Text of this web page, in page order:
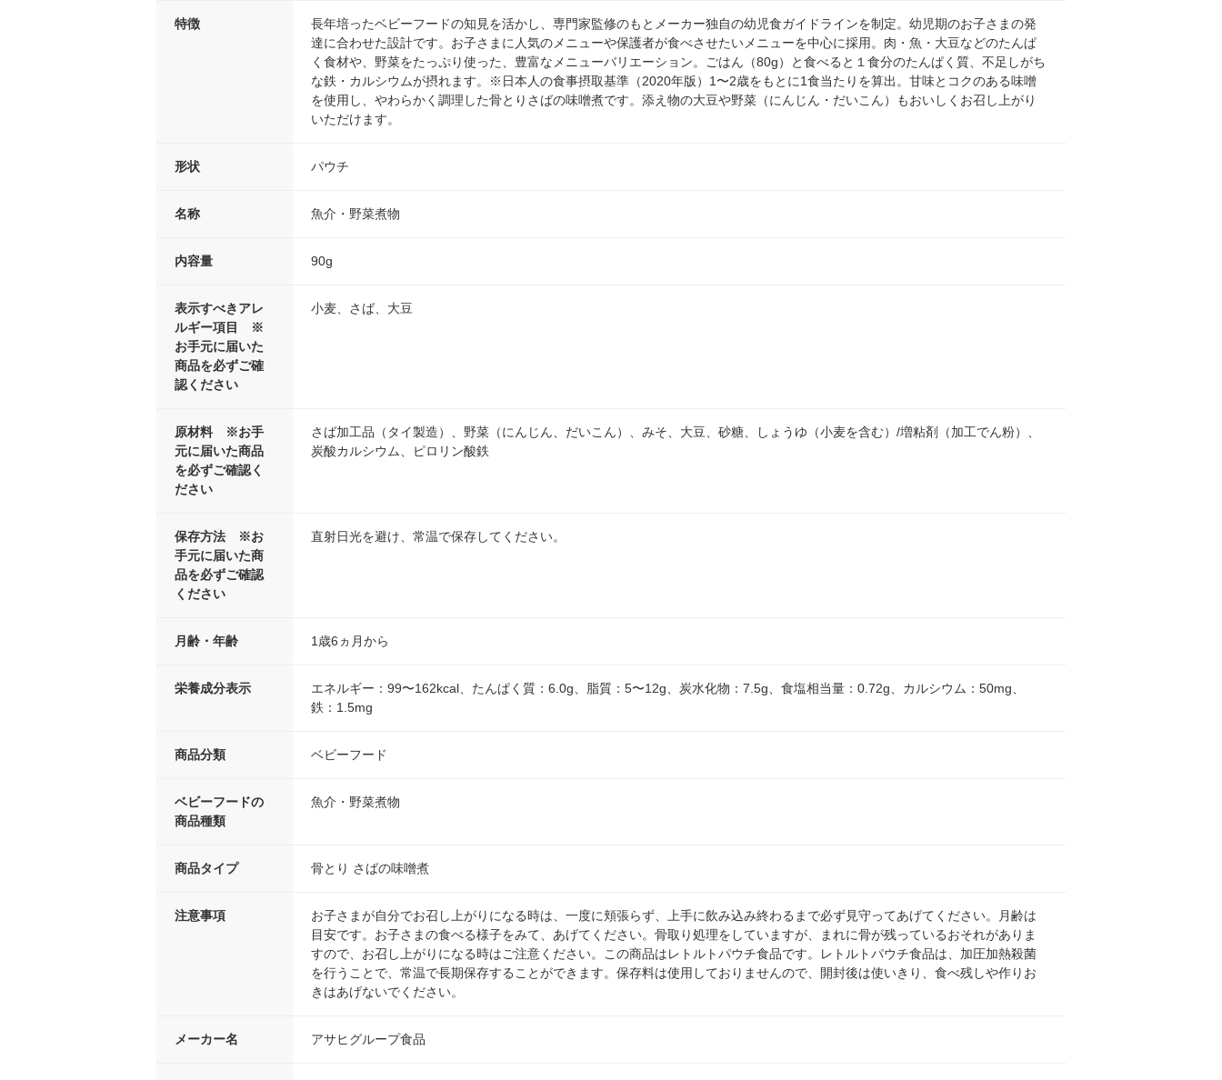
特徴
長年培ったベビーフードの知見を活かし、専門家監修のもとメーカー独自の幼児食ガイドラインを制定。幼児期のお子さまの発
達に合わせた設計です。お子さまに人気のメニューや保護者が食べさせたいメニューを中心に採用。肉・魚・大豆などのたんぱ
く食材や、野菜をたっぷり使った、豊富なメニューバリエーション。ごはん（80g）と食べると１食分のたんぱく質、不足しがち
な鉄・カルシウムが摂れます。※日本人の食事摂取基準（2020年版）1〜2歳をもとに1食当たりを算出。甘味とコクのある味噌
を使用し、やわらかく調理した骨とりさばの味噌煮です。添え物の大豆や野菜（にんじん・だいこん）もおいしくお召し上がり
いただけます。
形状 パウチ
名称 魚介・野菜煮物
内容量 90g
表示すべきアレ
ルギー項目 ※
お手元に届いた
商品を必ずご確
認ください
小麦、さば、大豆
原材料 ※お手
元に届いた商品
を必ずご確認く
ださい
さば加工品（タイ製造）、野菜（にんじん、だいこん）、みそ、大豆、砂糖、しょうゆ（小麦を含む）/増粘剤（加工でん粉）、
炭酸カルシウム、ピロリン酸鉄
保存方法 ※お
手元に届いた商
品を必ずご確認
ください
直射日光を避け、常温で保存してください。
月齢・年齢 1歳6ヵ月から
栄養成分表示
エネルギー：99〜162kcal、たんぱく質：6.0g、脂質：5〜12g、炭水化物：7.5g、食塩相当量：0.72g、カルシウム：50mg、
鉄：1.5mg
商品分類 ベビーフード
ベビーフードの
商品種類
魚介・野菜煮物
商品タイプ 骨とり さばの味噌煮
注意事項
お子さまが自分でお召し上がりになる時は、一度に頬張らず、上手に飲み込み終わるまで必ず見守ってあげてください。月齢は
目安です。お子さまの食べる様子をみて、あげてください。骨取り処理をしていますが、まれに骨が残っているおそれがありま
すので、お召し上がりになる時はご注意ください。この商品はレトルトパウチ食品です。レトルトパウチ食品は、加圧加熱殺菌
を行うことで、常温で長期保存することができます。保存料は使用しておりませんので、開封後は使いきり、食べ残しや作りお
きはあげないでください。
メーカー名 アサヒグループ食品